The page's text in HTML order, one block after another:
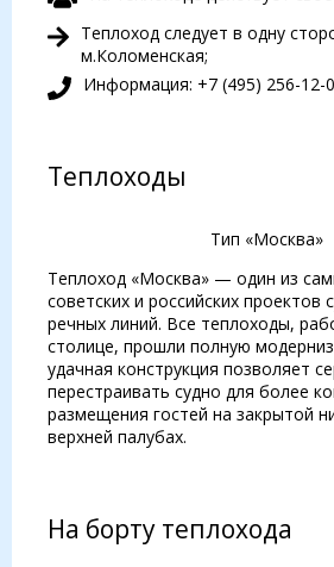
Теплоход следует в одну
м.Коломенская;
Информация: +7 (495) 256-12-
Теплоходы
Тип «Москва»
Теплоход «Москва» — один из
советских и российских проектов
речных линий. Все теплоходы,
столице, прошли полную
удачная конструкция позволяет
перестраивать судно для более
размещения гостей на закрытой
верхней палубах.
На борту теплохода